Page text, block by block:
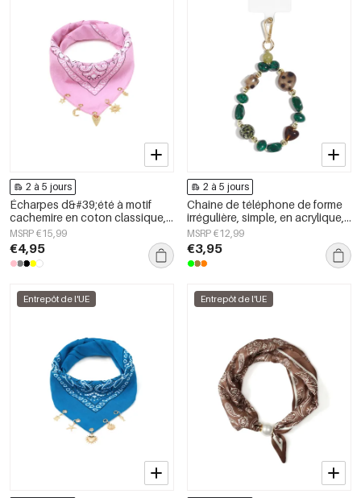
2 à 5 jours
Écharpes d&#39;été à motif
cachemire en coton classique,
accessoires du quotidien
MSRP €15,99
€4,95
2 à 5 jours
Chaîne de téléphone de forme
irrégulière, simple, en acrylique,
accessoire du quotidien
MSRP €12,99
€3,95
Entrepôt de l'UE Entrepôt de l'UE